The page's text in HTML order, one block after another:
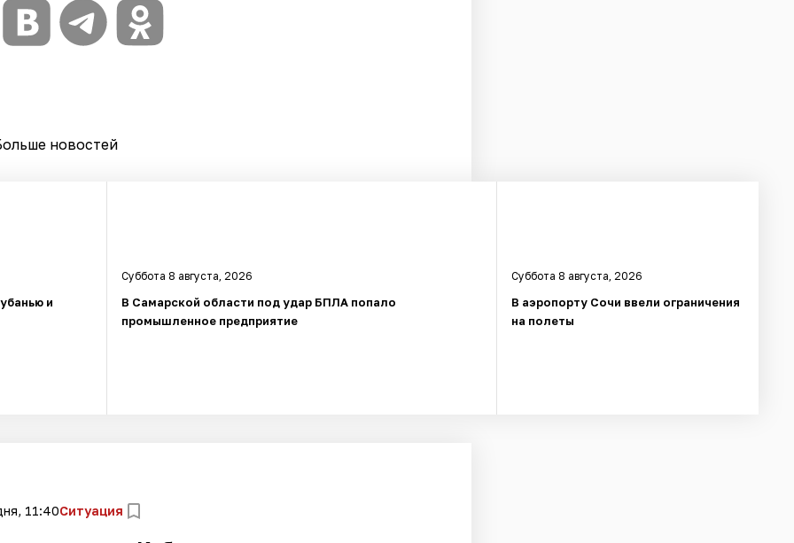
новостей
и
Суббота 8 августа, 2026
В Самарской области под удар БПЛА попало
промышленное предприятие
Суббота 8 августа, 2026
В аэропорту Сочи ввели ограничения
на полеты
11:40Ситуация